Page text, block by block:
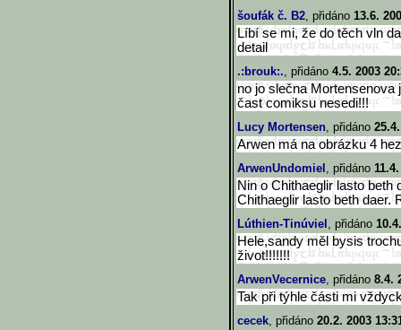
šoufák č. B2, přidáno 13.6.
Líbí se mi, že do těch vln
detail
.:brouk:., přidáno 4.5. 2003
no jo slečna Mortensenova
čast comiksu nesedi!!!
Lucy Mortensen, přidáno
Arwen má na obrázku 4
ArwenUndomiel , přidáno
Nin o Chithaeglir lasto beth
Chithaeglir lasto beth daer.
Lúthien-Tinúviel , přidáno
Hele,sandy měl bysis
život!!!!!!!
ArwenVecernice, přidáno 8.4.
Tak při týhle části mi
cecek, přidáno 20.2. 2003